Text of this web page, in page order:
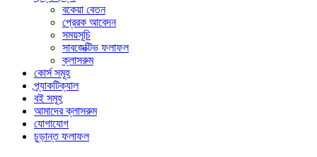
বকেয়া বেতন
প্রেরক আবেদন
সময়সূচি
সাবজেক্টিভ ফলাফল
ক্লাসরুম
কোর্স সমূহ
প্র্যাকটিক্যাল
বই সমূহ
আমাদের ক্লাসরুম
যোগাযোগ
চুড়ান্ত ফলাফল